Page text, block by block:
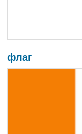
флаг